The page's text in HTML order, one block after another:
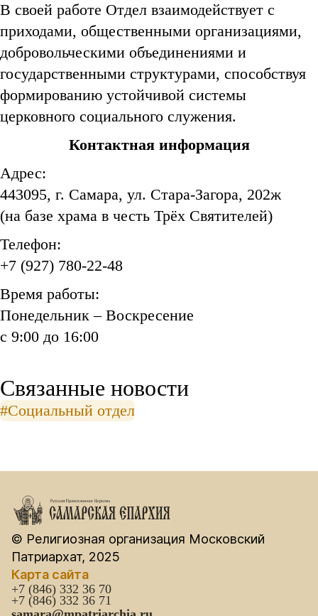
В своей работе Отдел взаимодействует с
приходами, общественными организациями,
добровольческими объединениями и
государственными структурами, способствуя
формированию устойчивой системы
церковного социального служения.
Контактная информация
Адрес:
443095, г. Самара, ул. Стара-Загора, 202ж
(на базе храма в честь Трёх Святителей)
Телефон:
+7 (927) 780-22-48
Время работы:
Понедельник – Воскресение
с 9:00 до 16:00
Связанные новости
#Социальный отдел
© Религиозная организация Московский
Патриархат, 2025
Карта сайта
+7 (846) 332 36 70
+7 (846) 332 36 71